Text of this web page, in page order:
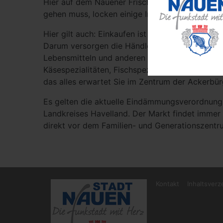
Hier auf dem Nauener Frischemarkt findet
gehen muss, locken einige Imbiss-Stände mit
Hier gilt auch: Einkaufen ist Vertrauenssache.
Darum versorgen die Händler die Kunden des
Lebensmitteln und anderen Gütern des
Käsespezialitäten, Fischspezialitäten,
das alles erwartet Sie im Zentrum der
Es gelten die aktuelle
Landkreises Havelland. Der Markt findet
direkt vor dem Familien- und
Kontakt